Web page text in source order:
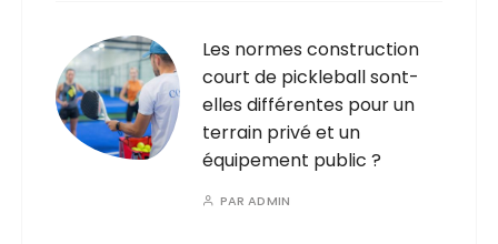
Les normes construction
court de pickleball sont-
elles différentes pour un
terrain privé et un
équipement public ?
PARADMIN